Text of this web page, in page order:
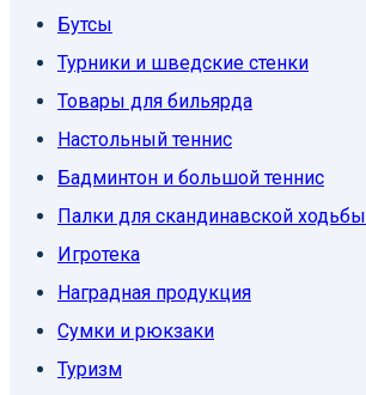
Бутсы
Турники и шведские стенки
Товары для бильярда
Настольный теннис
Бадминтон и большой теннис
Палки для скандинавской ходьбы
Игротека
Наградная продукция
Сумки и рюкзаки
Туризм